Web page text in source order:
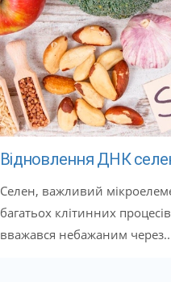
Відновлення ДНК
Селен, важливий
багатьох клітинних
вважався небажаним